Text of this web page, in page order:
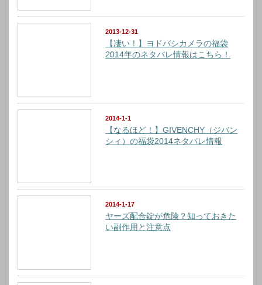
2013-12-31
【凄い！】ヨドバシカメラの福袋
2014年のネタバレ情報はこちら！
2014-1-1
【なるほど！】GIVENCHY（ジバン
シィ）の福袋2014ネタバレ情報
2014-1-17
ヤーズ配合錠が危険？知っておきた
い副作用と注意点